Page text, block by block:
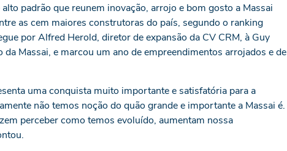
padrão que reunem inovação, arrojo e bom gosto a Massai
as cem maiores construtoras do país, segundo o ranking
por Alfred Herold, diretor de expansão da CV CRM, à Guy
Massai, e marcou um ano de empreendimentos arrojados e de
uma conquista muito importante e satisfatória para a
não temos noção do quão grande e importante a Massai é.
perceber como temos evoluído, aumentam nossa